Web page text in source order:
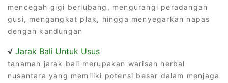
mencegah gigi berlubang, mengurangi peradangan
gusi, mengangkat plak, hingga menyegarkan napas
dengan kandungan
√ Jarak Bali Untuk Usus
tanaman jarak bali merupakan warisan herbal
nusantara yang memiliki potensi besar dalam menjaga